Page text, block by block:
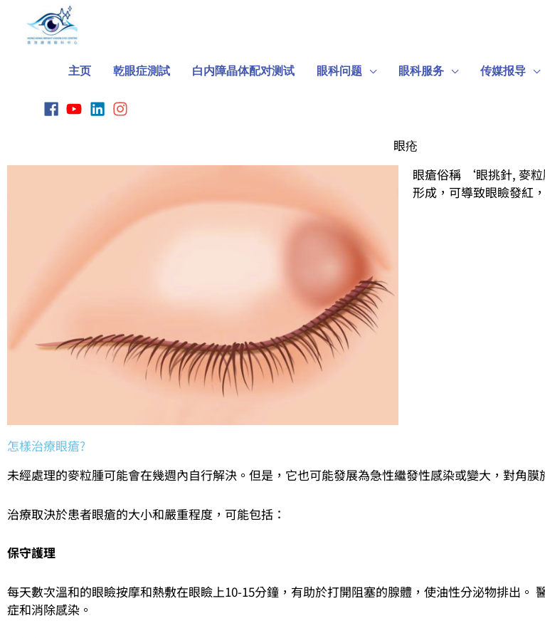
content
主页 乾眼症測試 白内障晶体配对测试 眼科问题 眼科服务 传媒报导
眼疮
眼瘡俗稱 ‘眼挑針, 麥
形成，可導致眼瞼發紅
怎樣治療眼瘡?
未經處理的麥粒腫可能會在幾週內自行解決。但是，它也可能發展為急性繼發性感染或變大，對角
治療取決於患者眼瘡的大小和嚴重程度，可能包括：
保守護理
每天數次溫和的眼瞼按摩和熱敷在眼瞼上10-15分鐘，有助於打開阻塞的腺體，使油性分泌物排出。
症和消除感染。